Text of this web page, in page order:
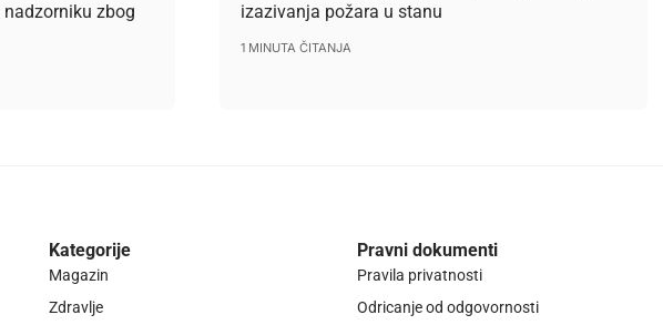
zbog
izazivanja požara u stanu
1 MINUTA ČITANJA
Kategorije
Magazin
Zdravlje
Pravni dokumenti
Pravila privatnosti
Odricanje od odgovornosti